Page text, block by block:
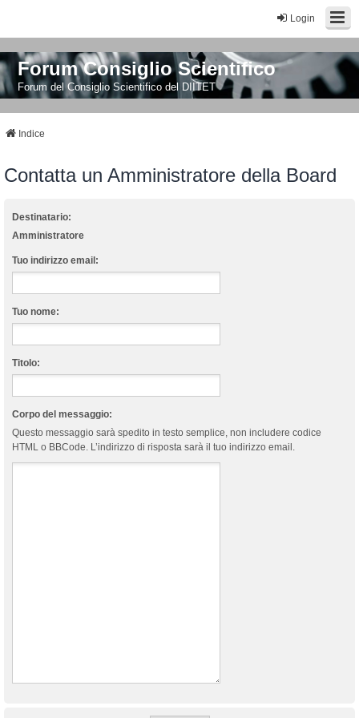
Login
Forum Consiglio Scientifico
Forum del Consiglio Scientifico del DIITET
Indice
Contatta un Amministratore della Board
Destinatario:
Amministratore
Tuo indirizzo email:
Tuo nome:
Titolo:
Corpo del messaggio:
Questo messaggio sarà spedito in testo semplice, non includere codice
HTML o BBCode. L’indirizzo di risposta sarà il tuo indirizzo email.